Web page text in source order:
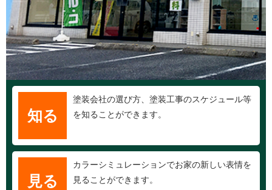
知る
塗装会社の選び方、塗装工事のスケジュール等
を知ることができます。
見る
カラーシミュレーションでお家の新しい表情を
見ることができます。